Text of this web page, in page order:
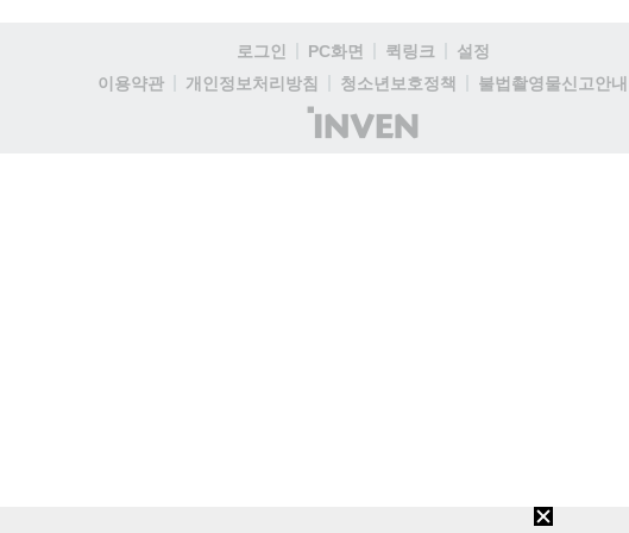
로그인 PC화면 퀵링크
설정
이용약관
개인정보처리방침 청소년보호정책
불법촬영물신고안내
(주)
인